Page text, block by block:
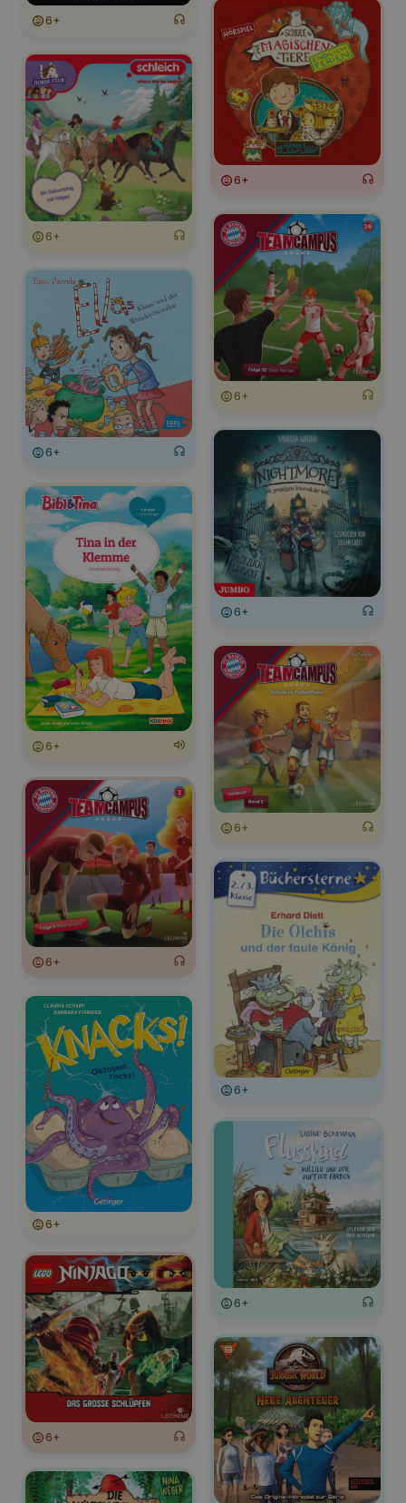
6+
6+
6+
6+
6+
6+
6+
6+
6+
6+
6+
6+
6+